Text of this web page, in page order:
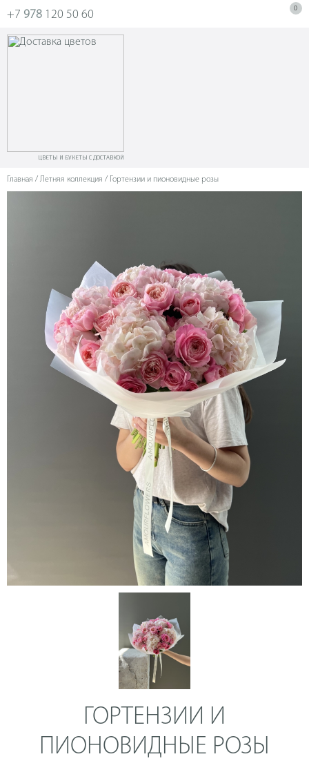
+7 978 120 50 60 0
ЦВЕТЫ И БУКЕТЫ С ДОСТАВКОЙ
Главная / Летняя коллекция / Гортензии и пионовидные розы
ГОРТЕНЗИИ И
ПИОНОВИДНЫЕ РОЗЫ